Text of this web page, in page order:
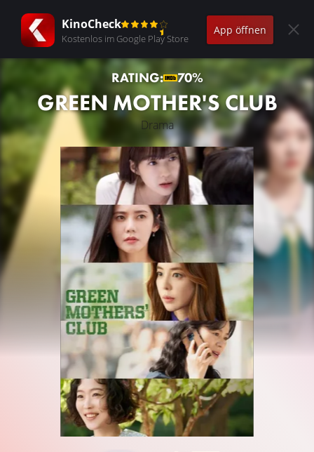
KinoCheck
Kostenlos im Google Play Store
App öffnen
RATING: 70%
GREEN MOTHER'S CLUB
Drama